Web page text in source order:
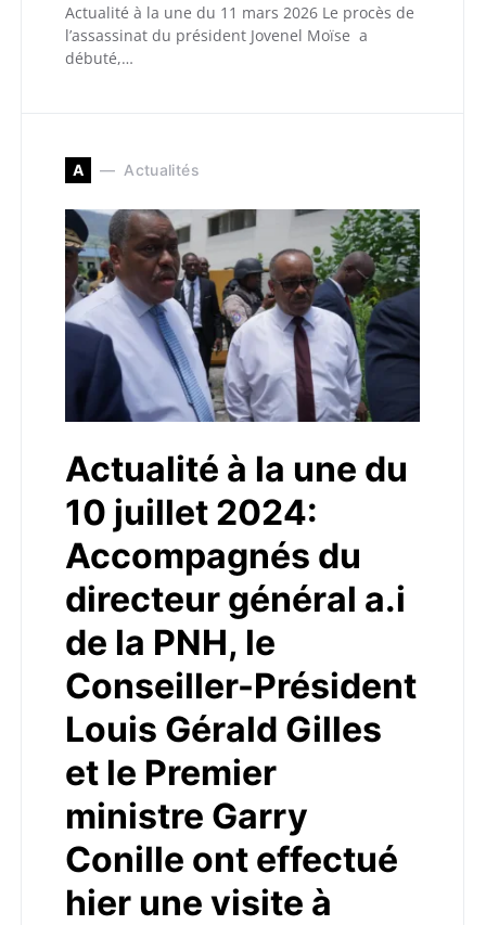
Actualité à la une du 11 mars 2026 Le procès de
l’assassinat du président Jovenel Moïse a
débuté,…
A Actualités
Actualité à la une du
10 juillet 2024:
Accompagnés du
directeur général a.i
de la PNH, le
Conseiller-Président
Louis Gérald Gilles
et le Premier
ministre Garry
Conille ont effectué
hier une visite à